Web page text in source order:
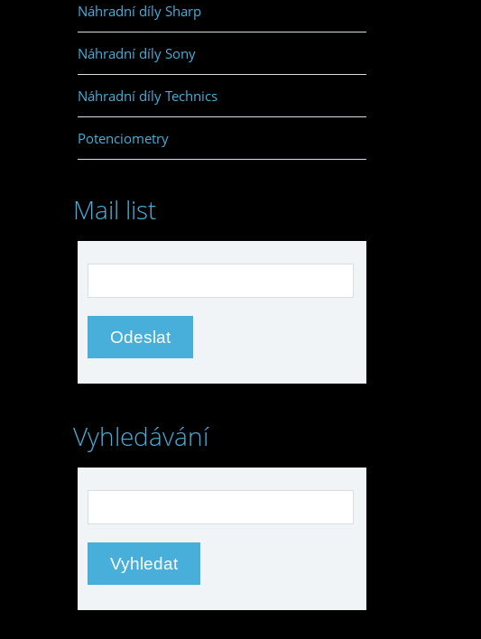
Náhradní díly Sharp
Náhradní díly Sony
Náhradní díly Technics
Potenciometry
Mail list
Vyhledávání